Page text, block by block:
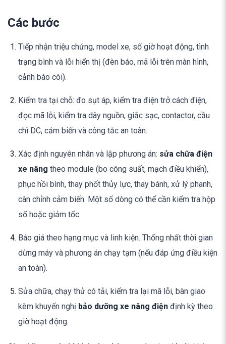
Các bước
Tiếp nhận triệu chứng, model xe, số giờ hoạt động, tình
trạng bình và lỗi hiển thị (đèn báo, mã lỗi trên màn hình,
cảnh báo còi).
Kiểm tra tại chỗ: đo sụt áp, kiểm tra điện trở cách điện,
đọc mã lỗi, kiểm tra dây nguồn, giắc sạc, contactor, cầu
chì DC, cảm biến và công tắc an toàn.
Xác định nguyên nhân và lập phương án: sửa chữa điện
xe nâng theo module (bo công suất, mạch điều khiển),
phục hồi bình, thay phốt thủy lực, thay bánh, xử lý phanh,
cân chỉnh cảm biến. Một số dòng có thể cần kiểm tra hộp
số hoặc giảm tốc.
Báo giá theo hạng mục và linh kiện. Thống nhất thời gian
dừng máy và phương án chạy tạm (nếu đáp ứng điều kiện
an toàn).
Sửa chữa, chạy thử có tải, kiểm tra lại mã lỗi, bàn giao
kèm khuyến nghị bảo dưỡng xe nâng điệnđịnh kỳ theo
giờ hoạt động.